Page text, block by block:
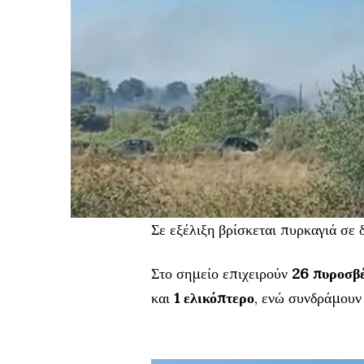
Σε εξέλιξη βρίσκεται πυρκαγιά
Στο σημείο επιχειρούν 26
και 1 ελικόπτερο, ενώ συνδράμουν